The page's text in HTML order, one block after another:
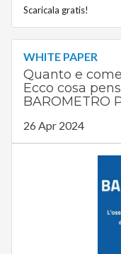
Scaricala gratis!
WHITE PAPER
Quanto e
Ecco cosa
BAROMETRO
26 Apr 2024